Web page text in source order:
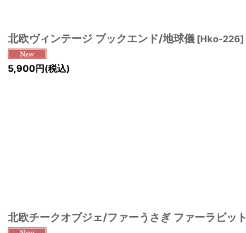
北欧ヴィンテージ ブックエンド/地球儀 [Hko-226]
5,900円(税込)
北欧チークオブジェ/ファーうさぎ ファーラビット